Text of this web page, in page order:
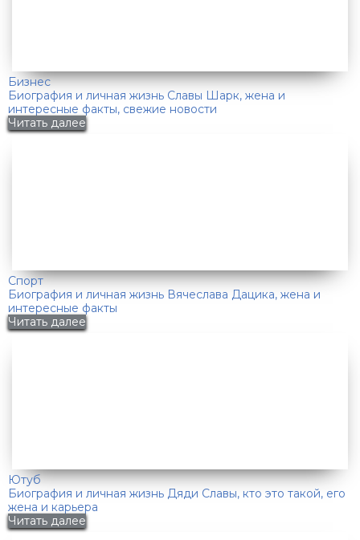
Бизнес
Биография и личная жизнь Славы Шарк, жена и
интересные факты, свежие новости
Читать далее
Спорт
Биография и личная жизнь Вячеслава Дацика, жена и
интересные факты
Читать далее
Ютуб
Биография и личная жизнь Дяди Славы, кто это такой, его
жена и карьера
Читать далее